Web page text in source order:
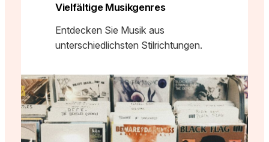
Vielfältige Musikgenres
Entdecken Sie Musik aus
unterschiedlichsten Stilrichtungen.